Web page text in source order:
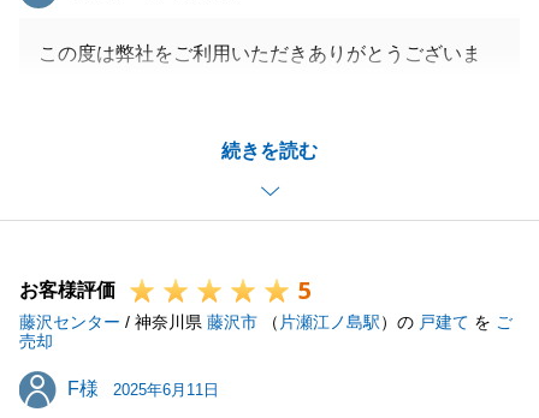
続きを読む
この度は弊社をご利用いただきありがとうございま
せいただいてからは早期の成約ができ嬉しく思いま
買主様にも大変気に入っていただいて良かったです。
とがございましたらお気軽にご連絡ください。
お客様評価 5
藤沢センター / 神奈川県 藤沢市 （ 片瀬江ノ島駅）の 戸建て を ご
売却
F様
F様 2025年6月11日